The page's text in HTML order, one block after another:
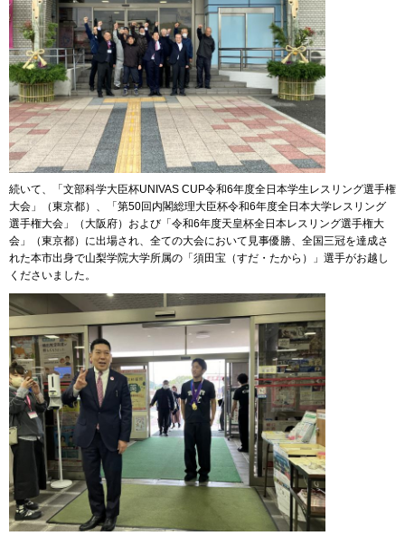
続いて、「文部科学大臣杯UNIVAS CUP令和6年度全日本学生レスリング選手権
大会」（東京都）、「第50回内閣総理大臣杯令和6年度全日本大学レスリング
選手権大会」（大阪府）および「令和6年度天皇杯全日本レスリング選手権大
会」（東京都）に出場され、全ての大会において見事優勝、全国三冠を達成さ
れた本市出身で山梨学院大学所属の「須田宝（すだ・たから）」選手がお越し
くださいました。